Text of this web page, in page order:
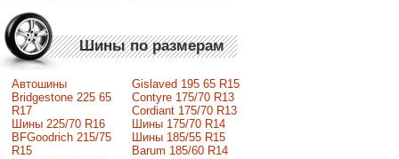
Шины по размерам
Автошины
Bridgestone 225 65
R17
Шины 225/70 R16
BFGoodrich 215/75
R15
Gislaved 195 65 R15
Contyre 175/70 R13
Cordiant 175/70 R13
Шины 175/70 R14
Шины 185/55 R15
Barum 185/60 R14